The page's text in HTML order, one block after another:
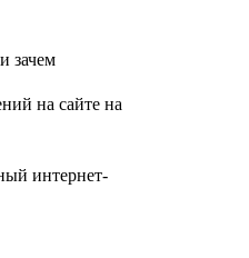
зачем
на сайте на
интернет-